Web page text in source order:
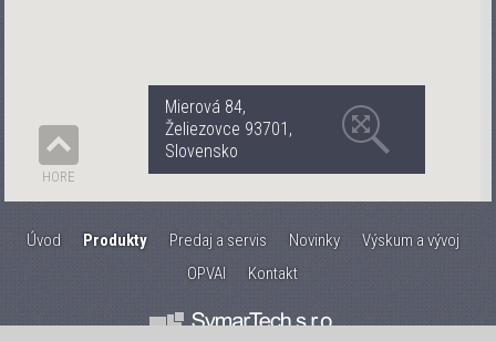
Mierová 84,
Želiezovce 93701,
Slovensko
HORE
Úvod Produkty Predaj a servis Novinky
Výskum a vývoj
OPVAI
Kontakt